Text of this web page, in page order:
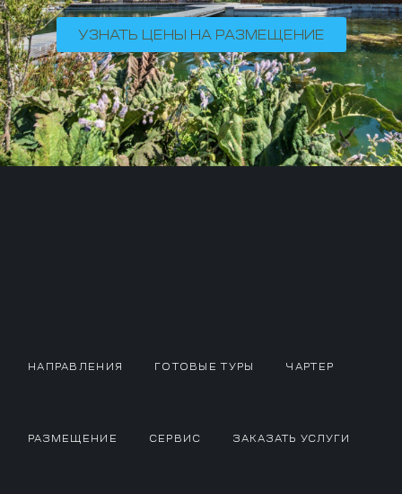
УЗНАТЬ ЦЕНЫ НА РАЗМЕЩЕНИЕ
НАПРАВЛЕНИЯ ГОТОВЫЕ ТУРЫ ЧАРТЕР
РАЗМЕЩЕНИЕ СЕРВИС ЗАКАЗАТЬ УСЛУГИ